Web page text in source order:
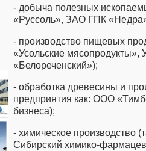
- добыча полезных
«Руссоль», ЗАО ГПК
- производство пищевых
«Усольские мясопродукты»,
«Белореченский»);
- обработка древесины и
предприятия как: ООО
бизнеса);
- химическое производство
Сибирский химико-